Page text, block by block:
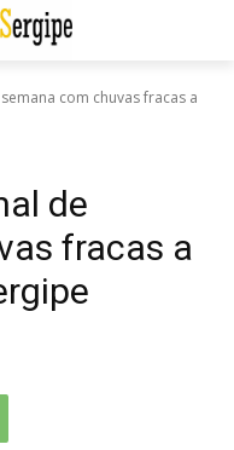
com chuvas fracas a
de
fracas a